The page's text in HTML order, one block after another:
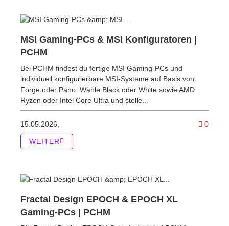
MSI Gaming-PCs & MSI Konfiguratoren |
PCHM
Bei PCHM findest du fertige MSI Gaming-PCs und
individuell konfigurierbare MSI-Systeme auf Basis von
Forge oder Pano. Wähle Black oder White sowie AMD
Ryzen oder Intel Core Ultra und stelle...
15.05.2026, 0
WEITER
Fractal Design EPOCH & EPOCH XL
Gaming-PCs | PCHM